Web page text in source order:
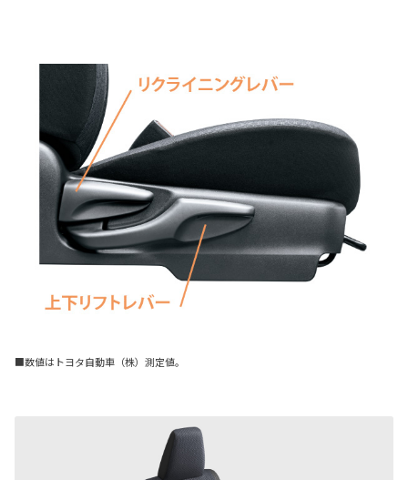
■数値はトヨタ自動車（株）測定値。